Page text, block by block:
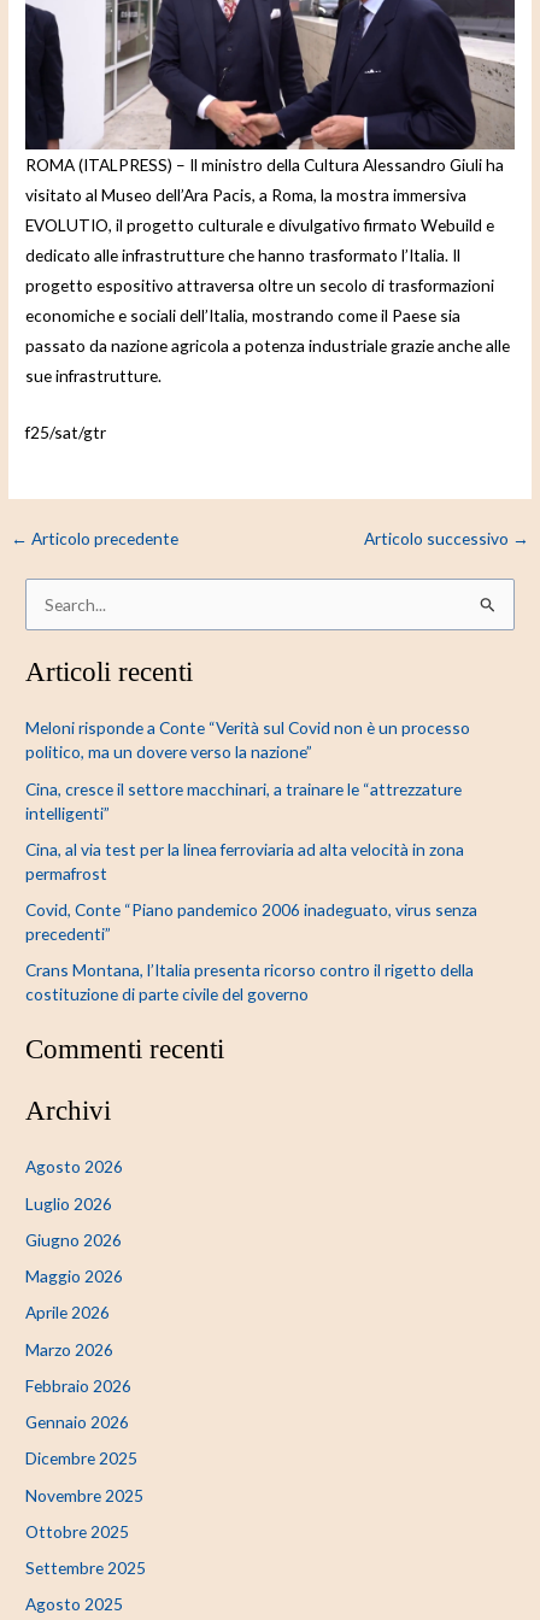
d
e
o
ROMA (ITALPRESS) – Il ministro della Cultura Alessandro Giuli ha
visitato al Museo dell’Ara Pacis, a Roma, la mostra immersiva
EVOLUTIO, il progetto culturale e divulgativo firmato Webuild e
dedicato alle infrastrutture che hanno trasformato l’Italia. Il
progetto espositivo attraversa oltre un secolo di trasformazioni
economiche e sociali dell’Italia, mostrando come il Paese sia
passato da nazione agricola a potenza industriale grazie anche alle
sue infrastrutture.
f25/sat/gtr
← Articolo precedente Articolo successivo →
r
a
Articoli recenti
Meloni risponde a Conte “Verità sul Covid non è un processo
politico, ma un dovere verso la nazione”
Cina, cresce il settore macchinari, a trainare le “attrezzature
intelligenti”
Cina, al via test per la linea ferroviaria ad alta velocità in zona
permafrost
Covid, Conte “Piano pandemico 2006 inadeguato, virus senza
precedenti”
Crans Montana, l’Italia presenta ricorso contro il rigetto della
costituzione di parte civile del governo
Commenti recenti
Archivi
Agosto 2026
Luglio 2026
Giugno 2026
Maggio 2026
Aprile 2026
Marzo 2026
Febbraio 2026
Gennaio 2026
Dicembre 2025
Novembre 2025
Ottobre 2025
Settembre 2025
Agosto 2025